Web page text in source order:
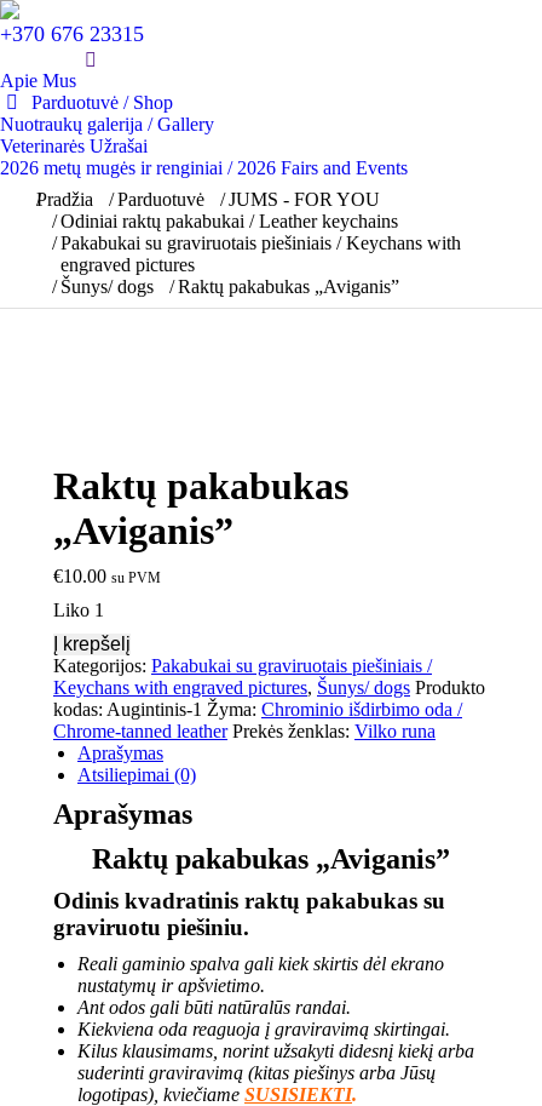
+370 676 23315
Apie Mus
Parduotuvė / Shop
Nuotraukų galerija / Gallery
Veterinarės Užrašai
2026 metų mugės ir renginiai / 2026 Fairs and Events
You are here:
Pradžia Parduotuvė
JUMS - FOR YOU
Odiniai raktų pakabukai / Leather keychains
Pakabukai su graviruotais piešiniais / Keychans with
engraved pictures
Šunys/ dogs
Raktų pakabukas „Aviganis”
Raktų pakabukas
„Aviganis”
€10.00 su PVM
Liko 1
Į krepšelį
Kategorijos: Pakabukai su graviruotais piešiniais /
Keychans with engraved pictures, Šunys/ dogs Produkto
kodas: Augintinis-1 Žyma: Chrominio išdirbimo oda /
Chrome-tanned leather Prekės ženklas: Vilko runa
Aprašymas
Atsiliepimai (0)
Aprašymas
Raktų pakabukas „Aviganis”
Odinis kvadratinis raktų pakabukas su
graviruotu piešiniu.
Reali gaminio spalva gali kiek skirtis dėl ekrano
nustatymų ir apšvietimo.
Ant odos gali būti natūralūs randai.
Kiekviena oda reaguoja į graviravimą skirtingai.
Kilus klausimams, norint užsakyti didesnį kiekį arba
suderinti graviravimą (kitas piešinys arba Jūsų
logotipas), kviečiame SUSISIEKTI.